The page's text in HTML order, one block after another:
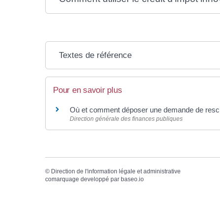
Textes de référence
Pour en savoir plus
Où et comment déposer une demande de
Direction générale des finances publiques
© Direction de l'information légale et administrative
comarquage developpé par baseo.io